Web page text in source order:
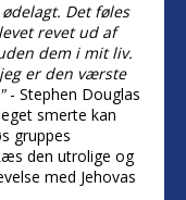
Det føles
revet ud af
dem i mit liv.
er den værste
- Stephen Douglas
smerte kan
gruppes
den utrolige og
med Jehovas